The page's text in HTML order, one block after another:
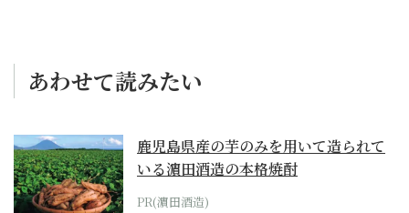
あわせて読みたい
鹿児島県産の芋のみを用いて造られて
いる濵田酒造の本格焼酎
PR(濵田酒造)